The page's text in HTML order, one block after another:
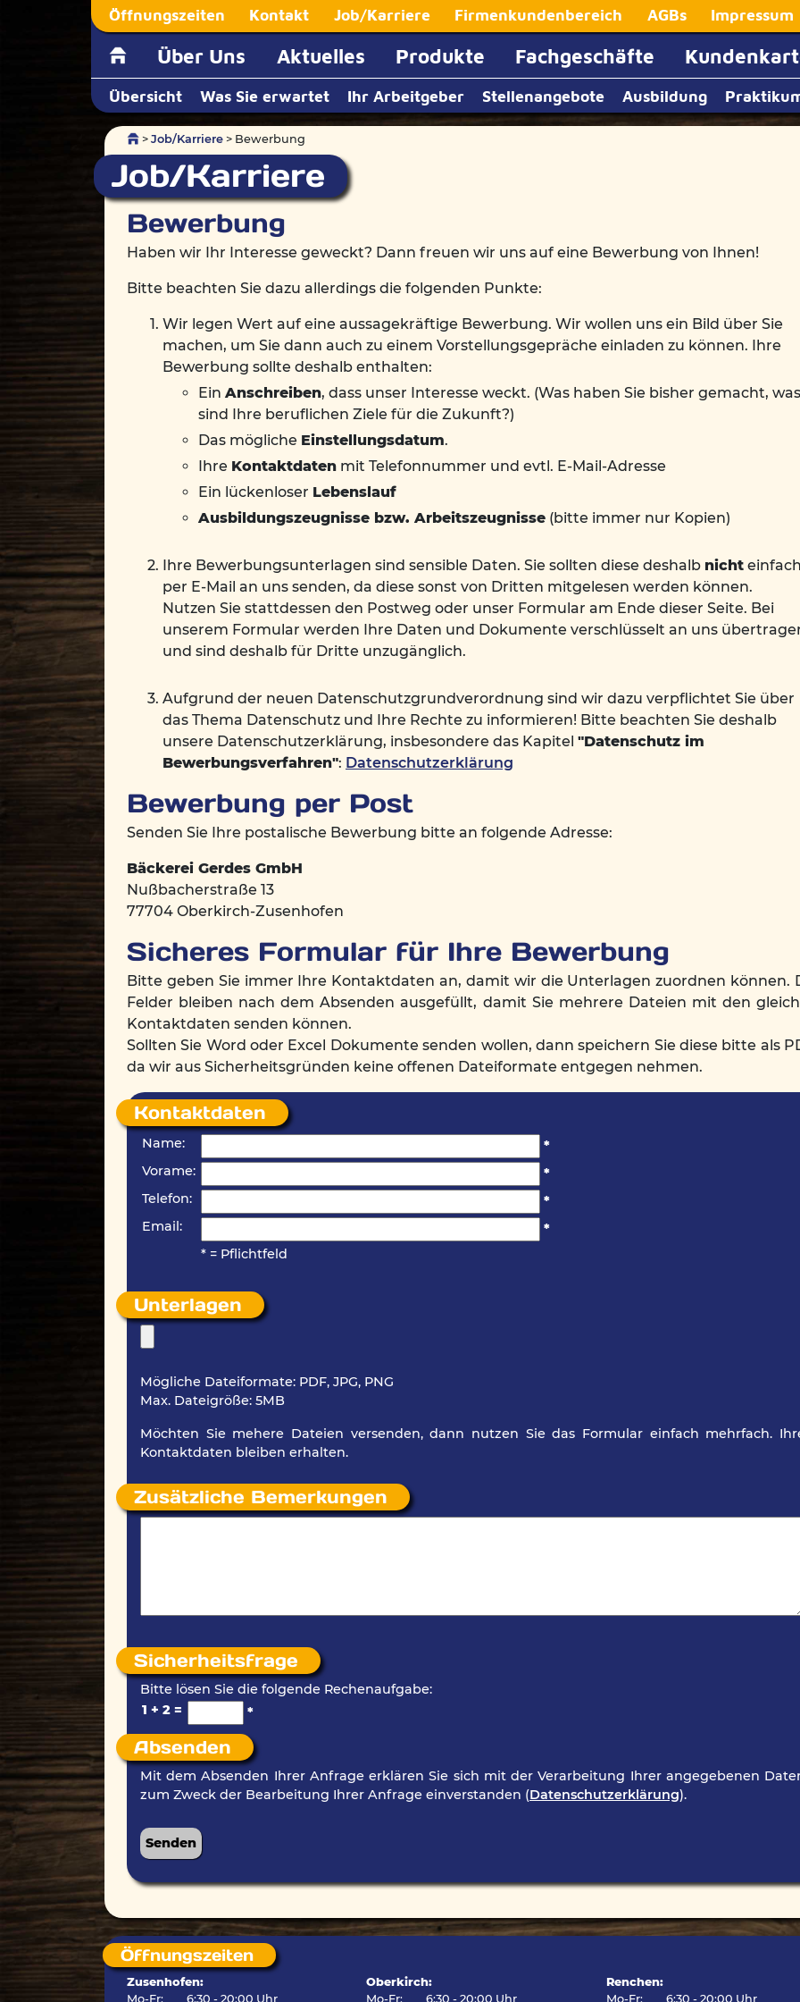
Öffnungszeiten Kontakt Job/Karriere Firmenkundenbereich AGBs Impressum
Über Uns Aktuelles Produkte Fachgeschäfte
Übersicht Was Sie erwartet Ihr Arbeitgeber Stellenangebote Ausbildung
> Job/Karriere > Bewerbung
Job/Karriere
Bewerbung
Haben wir Ihr Interesse geweckt? Dann freuen wir uns auf eine Bewerbung von Ihnen!
Bitte beachten Sie dazu allerdings die folgenden Punkte:
Wir legen Wert auf eine aussagekräftige Bewerbung. Wir wollen uns ein Bild über Sie
machen, um Sie dann auch zu einem Vorstellungsgepräche einladen zu können. Ihre
Bewerbung sollte deshalb enthalten:
Ein Anschreiben, dass unser Interesse weckt. (Was haben Sie bisher gemacht, was
sind Ihre beruflichen Ziele für die Zukunft?)
Das mögliche Einstellungsdatum.
Ihre Kontaktdaten mit Telefonnummer und evtl. E-Mail-Adresse
Ein lückenloser Lebenslauf
Ausbildungszeugnisse bzw. Arbeitszeugnisse (bitte immer nur Kopien)
Ihre Bewerbungsunterlagen sind sensible Daten. Sie sollten diese deshalb nicht
per E-Mail an uns senden, da diese sonst von Dritten mitgelesen werden können.
Nutzen Sie stattdessen den Postweg oder unser Formular am Ende dieser Seite. Bei
unserem Formular werden Ihre Daten und Dokumente verschlüsselt an uns
und sind deshalb für Dritte unzugänglich.
Aufgrund der neuen Datenschutzgrundverordnung sind wir dazu verpflichtet Sie über
das Thema Datenschutz und Ihre Rechte zu informieren! Bitte beachten Sie deshalb
unsere Datenschutzerklärung, insbesondere das Kapitel "Datenschutz im
Bewerbungsverfahren": Datenschutzerklärung
Bewerbung per Post
Senden Sie Ihre postalische Bewerbung bitte an folgende Adresse:
Bäckerei Gerdes GmbH
Nußbacherstraße 13
77704 Oberkirch-Zusenhofen
Sicheres Formular für Ihre Bewerbung
Bitte geben Sie immer Ihre Kontaktdaten an, damit wir die Unterlagen zuordnen können.
Felder bleiben nach dem Absenden ausgefüllt, damit Sie mehrere Dateien mit den
Kontaktdaten senden können.
Sollten Sie Word oder Excel Dokumente senden wollen, dann speichern Sie diese bitte als
da wir aus Sicherheitsgründen keine offenen Dateiformate entgegen nehmen.
Kontaktdaten
Name:
*
Vorame:
*
Telefon:
*
Email:
*
* = Pflichtfeld
Unterlagen
Mögliche Dateiformate: PDF, JPG, PNG
Max. Dateigröße: 5MB
Möchten Sie mehere Dateien versenden, dann nutzen Sie das Formular einfach mehrfach.
Kontaktdaten bleiben erhalten.
Zusätzliche Bemerkungen
Sicherheitsfrage
Bitte lösen Sie die folgende Rechenaufgabe:
1 + 2 =
*
Absenden
Mit dem Absenden Ihrer Anfrage erklären Sie sich mit der Verarbeitung Ihrer angegebenen
zum Zweck der Bearbeitung Ihrer Anfrage einverstanden (Datenschutzerklärung).
Öffnungszeiten
Zusenhofen:
Mo-Fr:
6:30 - 20:00 Uhr
Oberkirch:
Mo-Fr:
6:30 - 20:00 Uhr
Renchen:
Mo-Fr:
6:30 - 20:00 Uhr